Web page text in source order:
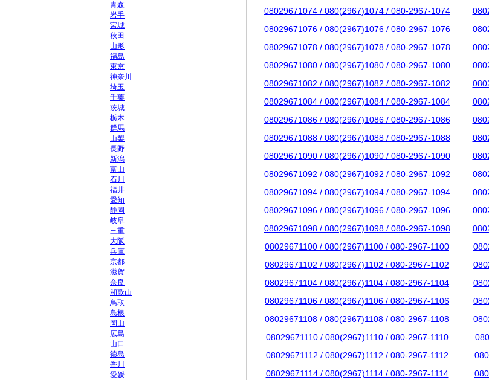
08029671074 / 080(2967)1074 / 080-2967-1074
08029671076 / 080(2967)1076 / 080-2967-1076
08029671078 / 080(2967)1078 / 080-2967-1078
08029671080 / 080(2967)1080 / 080-2967-1080
08029671082 / 080(2967)1082 / 080-2967-1082
08029671084 / 080(2967)1084 / 080-2967-1084
08029671086 / 080(2967)1086 / 080-2967-1086
08029671088 / 080(2967)1088 / 080-2967-1088
08029671090 / 080(2967)1090 / 080-2967-1090
08029671092 / 080(2967)1092 / 080-2967-1092
08029671094 / 080(2967)1094 / 080-2967-1094
08029671096 / 080(2967)1096 / 080-2967-1096
08029671098 / 080(2967)1098 / 080-2967-1098
08029671100 / 080(2967)1100 / 080-2967-1100
08029671102 / 080(2967)1102 / 080-2967-1102
08029671104 / 080(2967)1104 / 080-2967-1104
08029671106 / 080(2967)1106 / 080-2967-1106
08029671108 / 080(2967)1108 / 080-2967-1108
08029671110 / 080(2967)1110 / 080-2967-1110
08029671112 / 080(2967)1112 / 080-2967-1112
08029671114 / 080(2967)1114 / 080-2967-1114
青森
岩手
宮城
秋田
山形
福島
東京
神奈川
埼玉
千葉
茨城
栃木
群馬
山梨
長野
新潟
富山
石川
福井
愛知
静岡
岐阜
三重
大阪
兵庫
京都
滋賀
奈良
和歌山
鳥取
島根
岡山
広島
山口
徳島
香川
愛媛